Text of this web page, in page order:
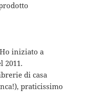
iniziato a
2011.
di casa
praticissimo